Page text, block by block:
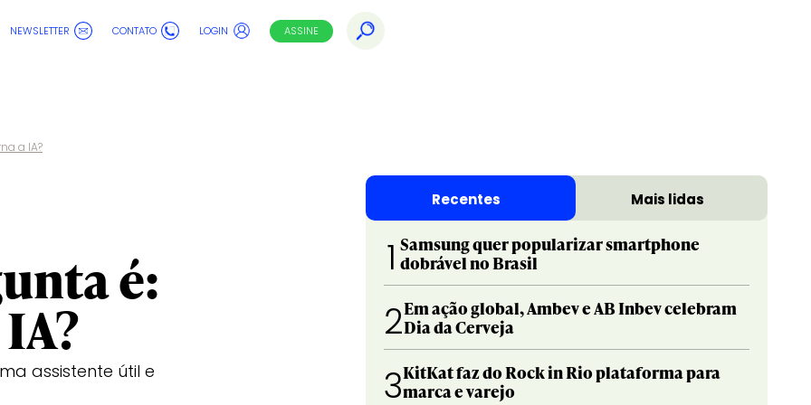
NEWSLETTER CONTATO LOGIN ASSINE
a IA?
é:
assistente útil e
Recentes Mais lidas
1 Samsung quer popularizar smartphone
dobrável no Brasil
2Em ação global, Ambev e AB Inbev celebram
Dia da Cerveja
3KitKat faz do Rock in Rio plataforma para
marca e varejo